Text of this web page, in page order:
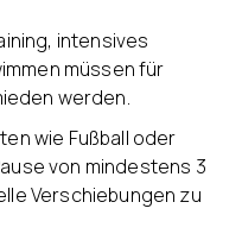
intensives
müssen für
werden.
wie Fußball oder
von mindestens 3
Verschiebungen zu